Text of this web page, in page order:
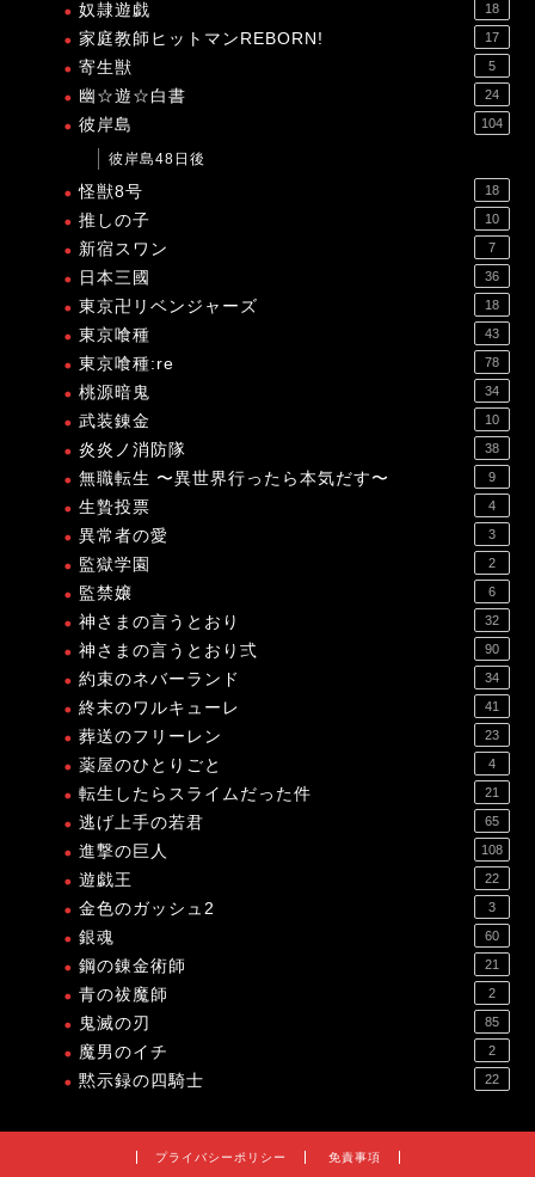
奴隷遊戯 18
家庭教師ヒットマンREBORN! 17
寄生獣 5
幽☆遊☆白書 24
彼岸島 104
彼岸島48日後
怪獣8号 18
推しの子 10
新宿スワン 7
日本三國 36
東京卍リベンジャーズ 18
東京喰種 43
東京喰種:re 78
桃源暗鬼 34
武装錬金 10
炎炎ノ消防隊 38
無職転生 〜異世界行ったら本気だす〜 9
生贄投票 4
異常者の愛 3
監獄学園 2
監禁嬢 6
神さまの言うとおり 32
神さまの言うとおり弍 90
約束のネバーランド 34
終末のワルキューレ 41
葬送のフリーレン 23
薬屋のひとりごと 4
転生したらスライムだった件 21
逃げ上手の若君 65
進撃の巨人 108
遊戯王 22
金色のガッシュ2 3
銀魂 60
鋼の錬金術師 21
青の祓魔師 2
鬼滅の刃 85
魔男のイチ 2
黙示録の四騎士 22
プライバシーポリシー 免責事項